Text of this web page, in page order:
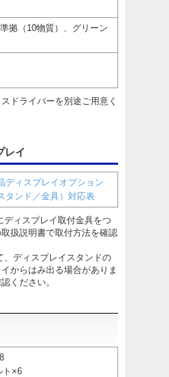
拠（10物質）、グリーン
ドライバーを別途ご用意く
レイ
ディスプレイオプション
タンド／金具）対応表
ィスプレイ取付金具をつ
扱説明書で取付方法を確認
ディスプレイスタンドの
からはみ出る場合がありま
ください。
ト×6